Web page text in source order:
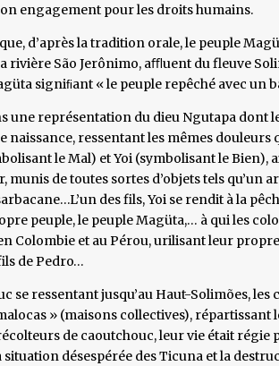
engagement pour les droits humains.
d’après la tradition orale, le peuple
rivière São Jerônimo, aﬄuent du fleuve
signiﬁant « le peuple repêché avec un
une représentation du dieu Ngutapa dont
ressentant les mêmes douleurs
le Mal) et Yoi (symbolisant le Bien),
de toutes sortes d’objets tels qu’un
des fils, Yoi se rendit à la
peuple, le peuple Magüta,… à qui les
Colombie et au Pérou, urilisant leur
de Pedro…
se ressentant jusqu’au Haut-Solimões, les
» (maisons collectives), répartissant
de caoutchouc, leur vie était régie
désespérée des Ticuna et la